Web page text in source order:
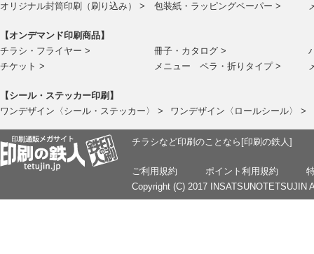
オリジナル封筒印刷（刷り込み） >
包装紙・ラッピングペーパー >
【オンデマンド印刷商品】
チラシ・フライヤー >
冊子・カタログ >
チケット >
メニュー ペラ・折りタイプ >
【シール・ステッカー印刷】
ワンデザイン〈シール・ステッカー〉 >
ワンデザイン〈ロールシール〉 >
チラシなど印刷のことなら[印刷の鉄人]
ご利用規約 ポイント利用規約
Copyright (C) 2017 INSATSUNOTETSUJIN